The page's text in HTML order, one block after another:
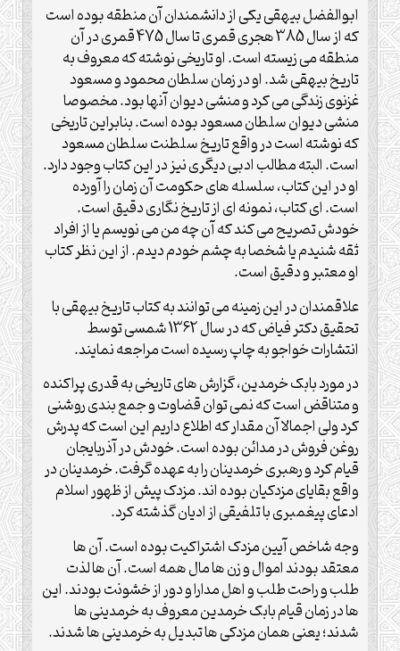
ابوالفضل بیهقی یکی از دانشمندان آن منطقه بوده است
که از سال 385 هجری قمری تا سال 475 قمری در آن
منطقه می زیسته است. او تاریخی نوشته که معروف به
تاریخ بیهقی شد. او در زمان سلطان محمود و مسعود
غزنوی زندگی می کرد و منشی دیوان آنها بود. مخصوصا
منشی دیوان سلطان مسعود بوده است. بنابراین تاریخی
که نوشته است در واقع تاریخ سلطنت سلطان مسعود
است. البته مطالب ادبی دیگری نیز در این کتاب وجود دارد.
او در این کتاب، سلسله های حکومت آن زمان را آورده
است. ای کتاب، نمونه ای از تاریخ نگاری دقیق است.
خودش تصریح می کند که آن چه من می نویسم یا از افراد
ثقه شنیدم یا شخصا به چشم خودم دیدم. از این نظر کتاب
او معتبر و دقیق است.
علاقمندان در این زمینه می توانند به کتاب تاریخ بیهقی با
تحقیق دکتر فیاض که در سال 1362 شمسی توسط
انتشارات خواجو به چاپ رسیده است مراجعه نمایند.
در مورد بابک خرمدین، گزارش های تاریخی به قدری پراکنده
و متناقض است که نمی توان قضاوت و جمع بندی روشنی
کرد ولی اجمالا آن مقدار که اطلاع داریم این است که پدرش
روغن فروش در مدائن بوده است. خودش در آذربایجان
قیام کرد و رهبری خرمدینان را به عهده گرفت. خرمدینان در
واقع بقایای مزدکیان بوده اند. مزدک پیش از ظهور اسلام
ادعای پیغمبری با تلفیقی از ادیان گذشته کرد.
وجه شاخص آیین مزدک اشتراکیت بوده است. آن ها
معتقد بودند اموال و زن ها مال همه است. آن ها لذت
طلب و راحت طلب و اهل مدارا و دور از خشونت بودند. این
ها در زمان قیام بابک خرمدین معروف به خرمدینی ها
شدند؛ یعنی همان مزدکی ها تبدیل به خرمدینی ها شدند.